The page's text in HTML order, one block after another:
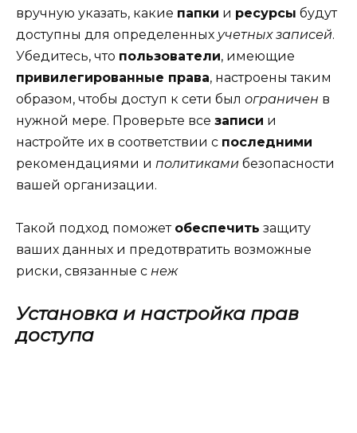
вручную указать, какие папки и ресурсы будут
доступны для определенных учетных записей.
Убедитесь, что пользователи, имеющие
привилегированные права, настроены таким
образом, чтобы доступ к сети был ограничен в
нужной мере. Проверьте все записи и
настройте их в соответствии с последними
рекомендациями и политиками безопасности
вашей организации.
Такой подход поможет обеспечить защиту
ваших данных и предотвратить возможные
риски, связанные с неж
Установка и настройка прав
доступа